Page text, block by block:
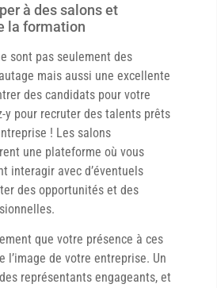
à des salons et
la formation
sont pas seulement des
mais aussi une excellente
des candidats pour votre
y pour recruter des talents prêts
! Les salons
une plateforme où vous
interagir avec d’éventuels
des opportunités et des
que votre présence à ces
l’image de votre entreprise. Un
représentants engageants, et